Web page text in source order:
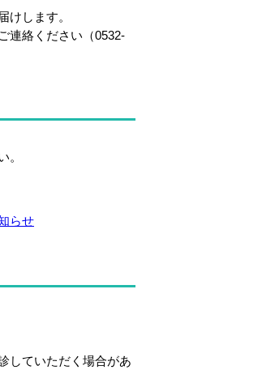
します。
絡ください（0532-
。
らせ
ていただく場合があ